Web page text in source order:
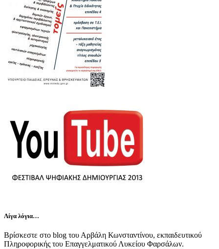
Λίγα λόγια…
Βρίσκεστε στο blog του Αρβάλη Κωνσταντίνου, εκπαιδευτικού
Πληροφορικής του Επαγγελματικού Λυκείου Φαρσάλων.